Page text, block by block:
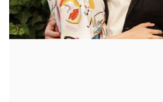
Contact
Login